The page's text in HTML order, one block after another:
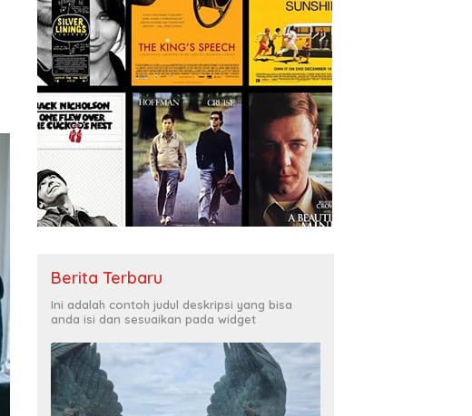
Berita Terbaru
Ini adalah contoh judul deskripsi yang bisa
anda isi dan sesuaikan pada widget